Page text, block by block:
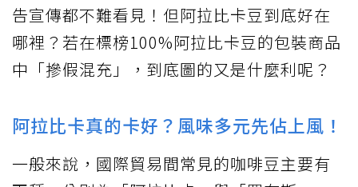
告宣傳都不難看見！但阿拉比卡豆到底好在
哪裡？若在標榜100%阿拉比卡豆的包裝商品
中「摻假混充」，到底圖的又是什麼利呢？
阿拉比卡真的卡好？風味多元先佔上風！
一般來說，國際貿易間常見的咖啡豆主要有